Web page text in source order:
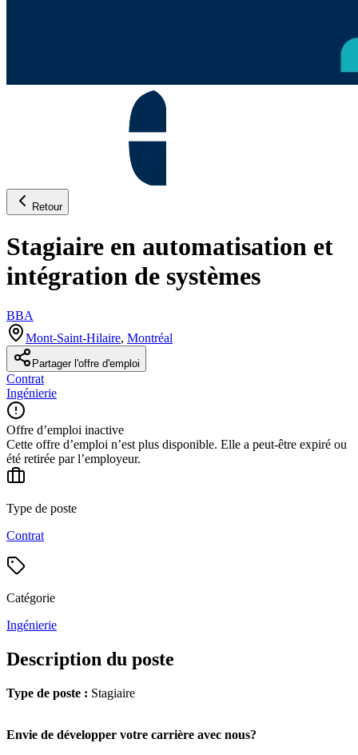
Retour
Stagiaire en automatisation et
intégration de systèmes
BBA
Mont-Saint-Hilaire, Montréal
Partager l'offre d'emploi
Contrat
Ingénierie
Offre d’emploi inactive
Cette offre d’emploi n’est plus disponible. Elle a peut-être expiré ou
été retirée par l’employeur.
Type de poste
Contrat
Catégorie
Ingénierie
Description du poste
Type de poste : Stagiaire
Envie de développer votre carrière avec nous?